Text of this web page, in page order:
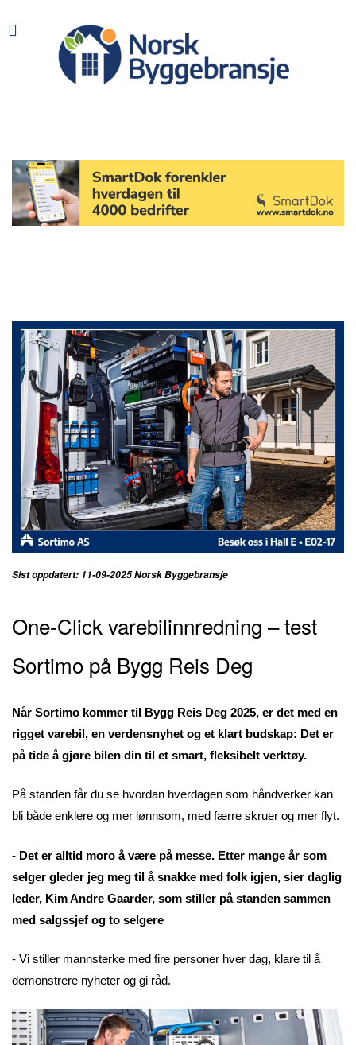
Sist oppdatert: 11-09-2025Norsk Byggebransje
One-Click varebilinnredning – test
Sortimo på Bygg Reis Deg
Når Sortimo kommer til Bygg Reis Deg 2025, er det med en
rigget varebil, en verdensnyhet og et klart budskap: Det er
på tide å gjøre bilen din til et smart, fleksibelt verktøy.
På standen får du se hvordan hverdagen som håndverker kan
bli både enklere og mer lønnsom, med færre skruer og mer flyt.
- Det er alltid moro å være på messe. Etter mange år som
selger gleder jeg meg til å snakke med folk igjen, sier daglig
leder, Kim Andre Gaarder, som stiller på standen sammen
med salgssjef og to selgere
- Vi stiller mannsterke med fire personer hver dag, klare til å
demonstrere nyheter og gi råd.